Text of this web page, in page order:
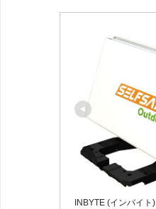
INBYTE (インバイト)